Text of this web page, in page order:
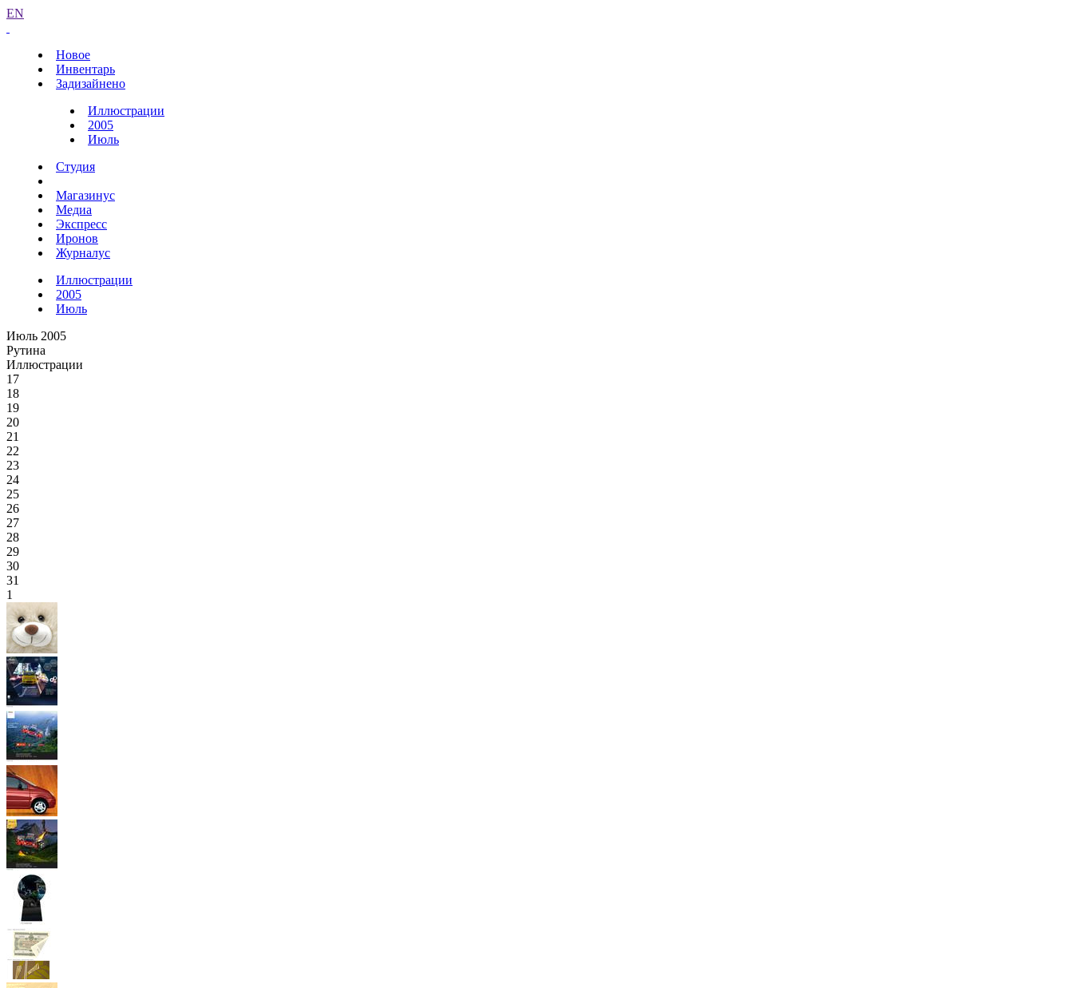
EN
Новое
Инвентарь
Задизайнено
Иллюстрации
2005
Июль
Студия
Магазинус
Медиа
Экспресс
Иронов
Журналус
Иллюстрации
2005
Июль
Июль 2005
Рутина
Иллюстрации
17
18
19
20
21
22
23
24
25
26
27
28
29
30
31
1